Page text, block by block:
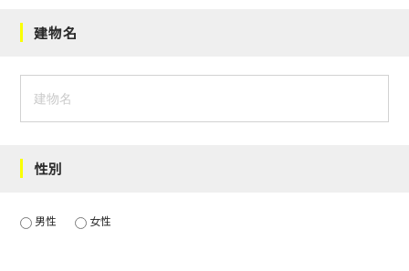
建物名
性別
男性 女性